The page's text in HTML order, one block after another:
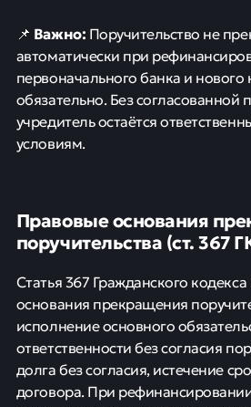
📌 Важно: Поручительство не
автоматически при
первоначального банка и нового
обязательно. Без согласованной
учредитель остаётся
условиям.
Правовые основания
поручительства (ст. 367
Статья 367 Гражданского
основания прекращения
исполнение основного
ответственности без согласия
долга без согласия, истечение
договора. При